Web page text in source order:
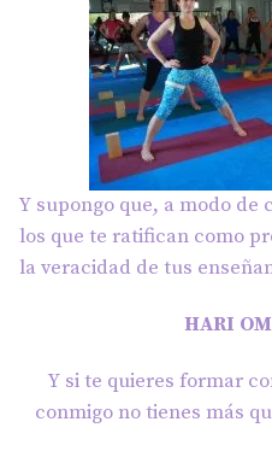
Y supongo que, a modo de
los que te ratifican como
la veracidad de tus
HARI
Y si te quieres formar
conmigo no tienes más